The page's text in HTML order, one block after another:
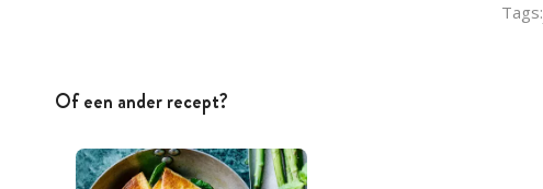
Tags:
Of een ander recept?